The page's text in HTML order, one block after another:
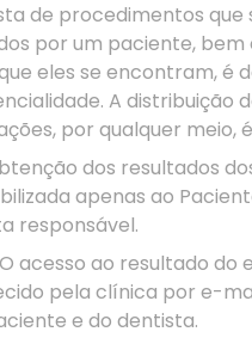
de procedimentos que
por um paciente, bem
eles se encontram, é
A distribuição
por qualquer meio,
dos resultados
apenas ao
responsável.
O acesso ao resultado do
pela clínica por e-
e do dentista.